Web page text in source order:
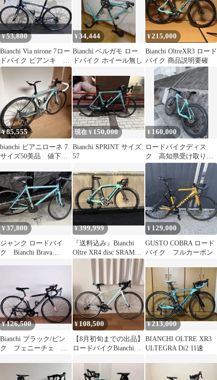
¥53,800
Bianchi Via nirone 7ロー
ドバイク ビアンキ ビ
アニローネ
¥34,444
Bianchi ベルガモ ロー
ドバイク ホイール無し
¥215,000
Bianchi OltreXR3 ロード
バイク 商品説明要確
¥85,555
bianchi ビアニローネ 7
サイズ50美品 値下げ
現在 ¥ 150,000
Bianchi SPRINT サイズ
57
¥ 160,000
ロードバイクディス
ク 高知県受け取りの
み
¥37,800
ジャンク ロードバイ
ク Bianchi Brava
¥399,999
『送料込み』Bianchi
Oltre XR4 disc SRAM
RIVAL
¥ 129,000
GUSTO COBRA ロード
バイク フルカーボン
¥126,500
Bianchi ブラック/ピン
ク フェニーチェ プ
¥ 108,500
【8月初旬までの出品】
ロードバイクBianchi
¥213,000
BIANCHI OLTRE XR3
ULTEGRA Di2 11速